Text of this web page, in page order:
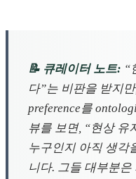
📝 큐레이터 노트: “
다”는 비판을 받지
preference를
뷰를 보면, “현상 유
누구인지 아직 생각
니다. 그들 대부분